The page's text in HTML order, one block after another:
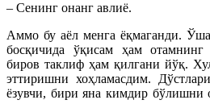
– Сенинг онанг авлиё.
Аммо бу аёл менга ёқмаганди.
босқичида ўқисам ҳам
биров таклиф ҳам қилгани йўқ.
эттиришни хоҳламасдим.
ёзувчи, бири яна кимдир